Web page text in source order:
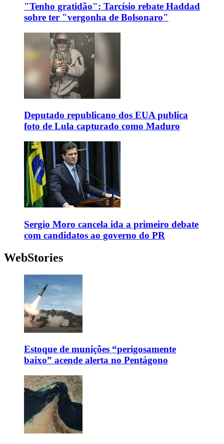
"Tenho gratidão": Tarcísio rebate Haddad
sobre ter "vergonha de Bolsonaro"
Deputado republicano dos EUA publica
foto de Lula capturado como Maduro
Sergio Moro cancela ida a primeiro debate
com candidatos ao governo do PR
WebStories
Estoque de munições “perigosamente
baixo” acende alerta no Pentágono